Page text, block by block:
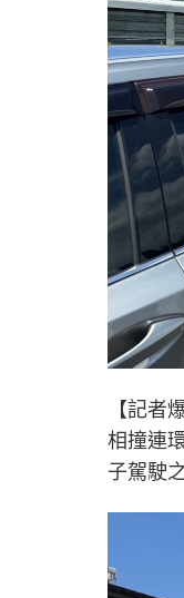
【記
相撞連
子駕駛